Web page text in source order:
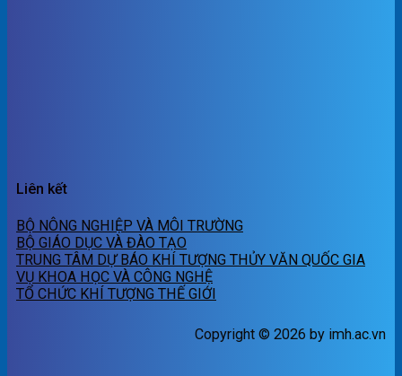
Liên kết
BỘ NÔNG NGHIỆP VÀ MÔI TRƯỜNG
BỘ GIÁO DỤC VÀ ĐÀO TẠO
TRUNG TÂM DỰ BÁO KHÍ TƯỢNG THỦY VĂN QUỐC GIA
VỤ KHOA HỌC VÀ CÔNG NGHỆ
TỔ CHỨC KHÍ TƯỢNG THẾ GIỚI
Copyright © 2026 by imh.ac.vn